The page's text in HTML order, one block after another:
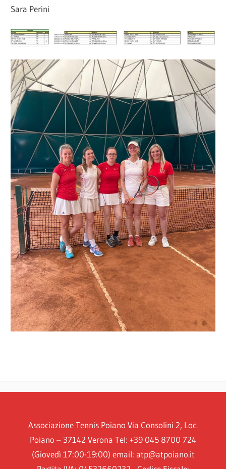
Sara Perini
Associazione Tennis Poiano Via Consolini 2, Loc.
Poiano – 37142 Verona Tel: +39 045 8700 724
(Giovedì 17:00-19:00) email: atp@atpoiano.it